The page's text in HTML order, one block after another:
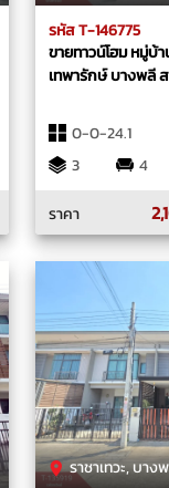
รหัส T-146775
ขายทาวน์โฮม หมู่บ้
เทพารักษ์ บางพลี
0-0-24.1
3
4
ราคา
ราชาเทวะ, บางพลี, ส